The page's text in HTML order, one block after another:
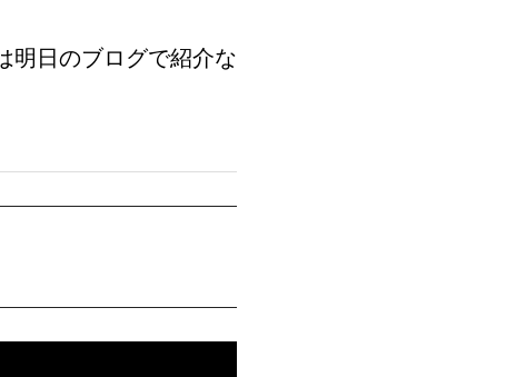
明日のブログで紹介な